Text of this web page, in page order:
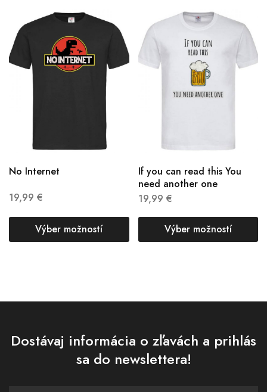
No Internet
19,99 €
Výber možností
If you can read this You
need another one
19,99 €
Výber možností
Dostávaj informácia o zľavách a prihlás
sa do newslettera!